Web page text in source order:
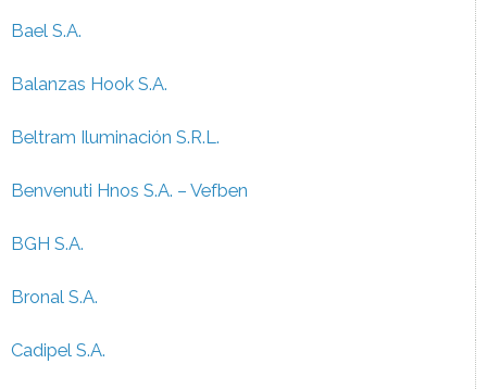
Bael S.A.
Balanzas Hook S.A.
Beltram Iluminación S.R.L.
Benvenuti Hnos S.A. – Vefben
BGH S.A.
Bronal S.A.
Cadipel S.A.